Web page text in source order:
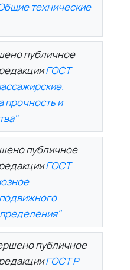
технические
публичное
ГОСТ
прочность и
публичное
ГОСТ
публичное
ГОСТ Р